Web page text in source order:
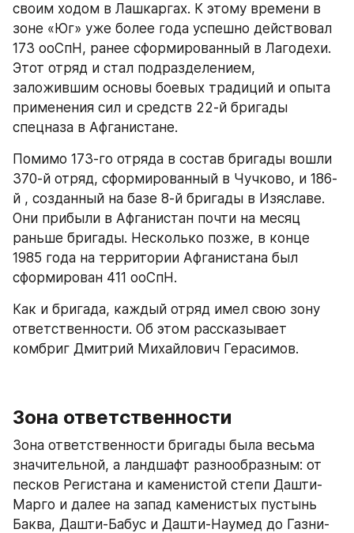
своим ходом в Лашкаргах. К этому времени в
зоне «Юг» уже более года успешно действовал
173 ооСпН, ранее сформированный в Лагодехи.
Этот отряд и стал подразделением,
заложившим основы боевых традиций и опыта
применения сил и средств 22-й бригады
спецназа в Афганистане.
Помимо 173-го отряда в состав бригады вошли
370-й отряд, сформированный в Чучково, и 186-
й , созданный на базе 8-й бригады в Изяславе.
Они прибыли в Афганистан почти на месяц
раньше бригады. Несколько позже, в конце
1985 года на территории Афганистана был
сформирован 411 ооСпН.
Как и бригада, каждый отряд имел свою зону
ответственности. Об этом рассказывает
комбриг Дмитрий Михайлович Герасимов.
Зона ответственности
Зона ответственности бригады была весьма
значительной, а ландшафт разнообразным: от
песков Регистана и каменистой степи Дашти-
Марго и далее на запад каменистых пустынь
Баква, Дашти-Бабус и Дашти-Наумед до Газни-